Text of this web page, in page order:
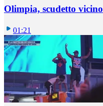
Olimpia, scudetto vicino
01:21